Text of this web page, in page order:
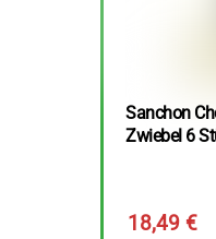
Sanchon
Zwiebel 6
18,49€